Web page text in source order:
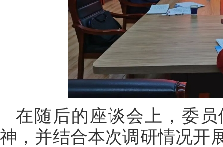
在随后的座谈会上，委
神，并结合本次调研情况开